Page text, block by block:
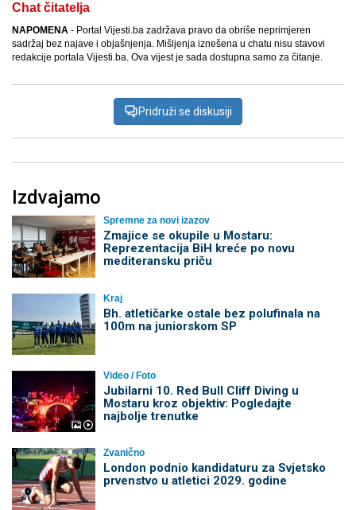
Chat čitatelja
NAPOMENA - Portal Vijesti.ba zadržava pravo da obriše neprimjeren
sadržaj bez najave i objašnjenja. Mišljenja iznešena u chatu nisu stavovi
redakcije portala Vijesti.ba. Ova vijest je sada dostupna samo za čitanje.
Pridruži se diskusiji
Izdvajamo
Spremne za novi izazov
Zmajice se okupile u Mostaru:
Reprezentacija BiH kreće po novu
mediteransku priču
Kraj
Bh. atletičarke ostale bez polufinala na
100m na juniorskom SP
Video / Foto
Jubilarni 10. Red Bull Cliff Diving u
Mostaru kroz objektiv: Pogledajte
najbolje trenutke
Zvanično
London podnio kandidaturu za Svjetsko
prvenstvo u atletici 2029. godine